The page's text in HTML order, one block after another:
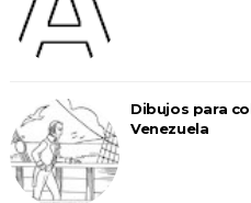
Dibujos para
Venezuela